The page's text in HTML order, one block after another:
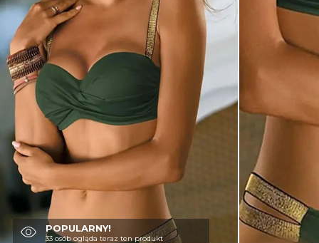
KOMBINEZONY
DÓŁ DAMSKIE
STROJE KĄPIELOWE
BLUZKI
OBUWIE
POPULARNY!
33 osób ogląda teraz ten produkt